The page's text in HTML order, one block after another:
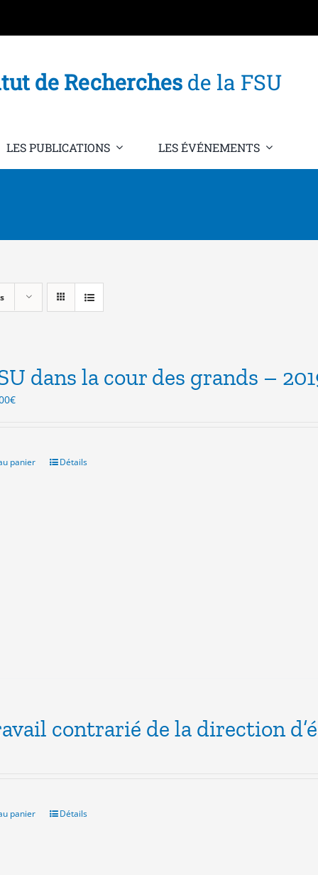
de Recherchesde la FSU
LES PUBLICATIONS LES ÉVÉNEMENTS
dans la cour des grands –
€Le
5.00€.
panier Détails
contrarié de la direction
panier Détails